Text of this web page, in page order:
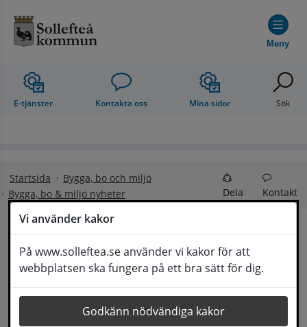
Vi använder kakor
På www.solleftea.se använder vi kakor för att
webbplatsen ska fungera på ett bra sätt för dig.
Godkänn nödvändiga kakor
Meny
E-tjänster Kontakta oss Mina sidor Sök
Startsida
Bygga, bo och miljö
Bygga, bo & miljö nyheter
Dela Kontakt
Nya regler för
textilavfall 1 oktober
Har du textil som är smutsig eller trasig? Från 1